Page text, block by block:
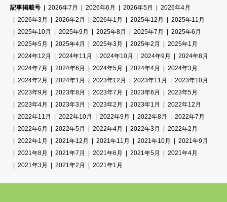
記事掲載号
2026年7月 2026年6月 2026年5月
2026年4月
2026年3月
2026年2月 2026年1月 2025年12月
2025年11月
2025年10月
2025年9月 2025年8月 2025年7月
2025年6月
2025年5月
2025年4月 2025年3月 2025年2月
2025年1月
2024年12月
2024年11月 2024年10月 2024年9月
2024年8月
2024年7月
2024年6月 2024年5月 2024年4月
2024年3月
2024年2月
2024年1月 2023年12月 2023年11月
2023年10月
2023年9月
2023年8月 2023年7月 2023年6月
2023年5月
2023年4月
2023年3月 2023年2月 2023年1月
2022年12月
2022年11月
2022年10月 2022年9月 2022年8月
2022年7月
2022年6月
2022年5月 2022年4月 2022年3月
2022年2月
2022年1月
2021年12月 2021年11月 2021年10月
2021年9月
2021年8月
2021年7月 2021年6月 2021年5月
2021年4月
2021年3月
2021年2月 2021年1月